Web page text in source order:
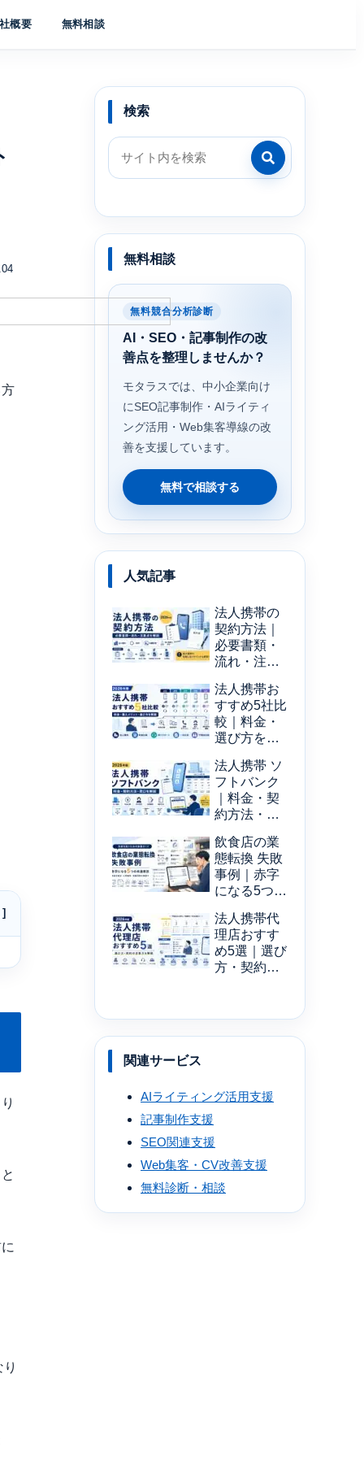
概要 無料相談
検索
無料相談
無料競合分析診断
AI・SEO・記事制作の改
善点を整理しませんか？
モタラスでは、中小企業向け
にSEO記事制作・AIライティ
ング活用・Web集客導線の改
善を支援しています。
無料で相談する
人気記事
法人携帯の
契約方法｜
必要書類・
流れ・注意
【2026年
版】
法人携帯お
すすめ5社比
較｜料金・
選び方を解
版】
法人携帯 ソ
フトバンク
｜料金・契
約方法・窓
【2026年
版】
飲食店の業
態転換 失敗
事例｜赤字
になる5つの
法人携帯代
理店おすす
め5選｜選び
方・契約の
版】
関連サービス
AIライティング活用支援
記事制作支援
SEO関連支援
Web集客・CV改善支援
無料診断・相談